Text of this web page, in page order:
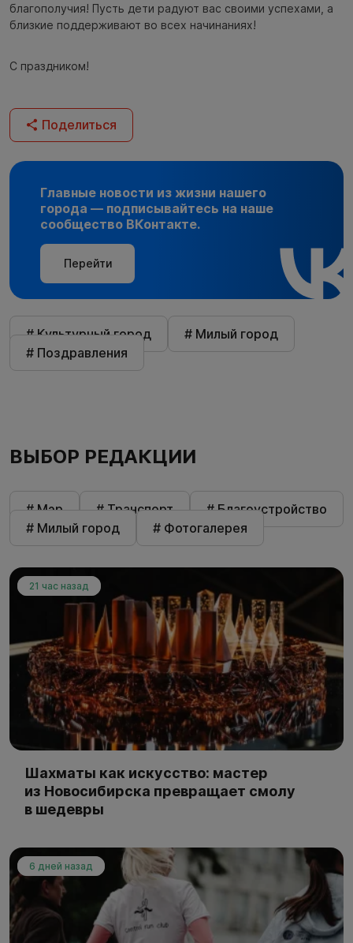
благополучия! Пусть дети радуют вас своими успехами, а
близкие поддерживают во всех начинаниях!
С праздником!
Поделиться
Главные новости из жизни нашего
города — подписывайтесь на наше
сообщество ВКонтакте.
Перейти
# Культурный город
# Милый город
# Поздравления
ВЫБОР РЕДАКЦИИ
# Мэр # Транспорт
# Благоустройство
# Милый город
# Фотогалерея
21 час назад
Шахматы как искусство: мастер
из Новосибирска превращает смолу
в шедевры
6 дней назад